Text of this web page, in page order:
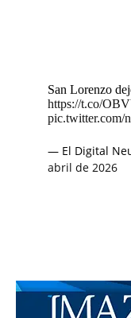
San Lorenzo
https://t.co/
— El Digital
abril de 2026